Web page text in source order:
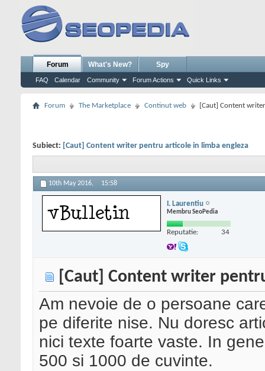
Forum
FAQ Calendar Community Forum Actions Quick Links
What's New? Spy
Forum The Marketplace Continut web [Caut] Content
Subiect: [Caut] Content writer pentru articole in limba engleza
10th May 2016, 15:58
I. Laurentiu
Membru SeoPedia
Reputatie: 34
[Caut] Content writer
Am nevoie de o persoane
pe diferite nise. Nu doresc
nici texte foarte vaste. In
500 si 1000 de cuvinte.